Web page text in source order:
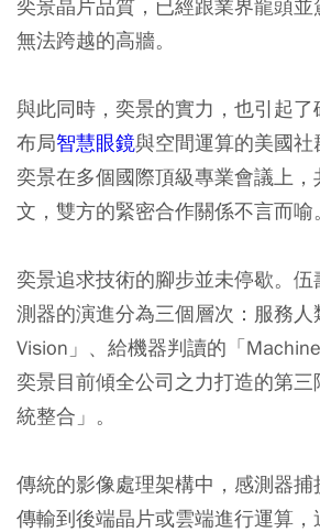
奕景晶片品質，已經跟業界龍頭
無法跨越的高牆。
與此同時，奕景的實力，也引起
布局智慧眼鏡與空間運算的美國
奕景在多個國際頂級專業會議上
文，雙方的緊密合作關係不言而喻。
奕景追求技術的腳步並未停歇。
測器的演進分為三個層次：服務人
Vision」、給機器判讀的「
奕景目前傾全公司之力打造的第
統整合」。
傳統的影像處理架構中，感測器
傳輸到後端晶片或雲端進行運算